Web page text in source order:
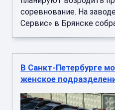
соревнование. На
Сервис» в Брянске
В Санкт-Петербурге
женское